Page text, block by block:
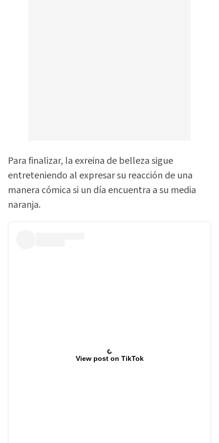
Para finalizar, la exreina de belleza sigue
entreteniendo al expresar su reacción de una
manera cómica si un día encuentra a su media
naranja.
View post on TikTok